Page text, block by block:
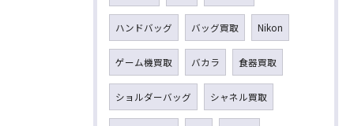
ハンドバッグ バッグ買取 Nikon
ゲーム機買取 バカラ 食器買取
ショルダーバッグ シャネル買取